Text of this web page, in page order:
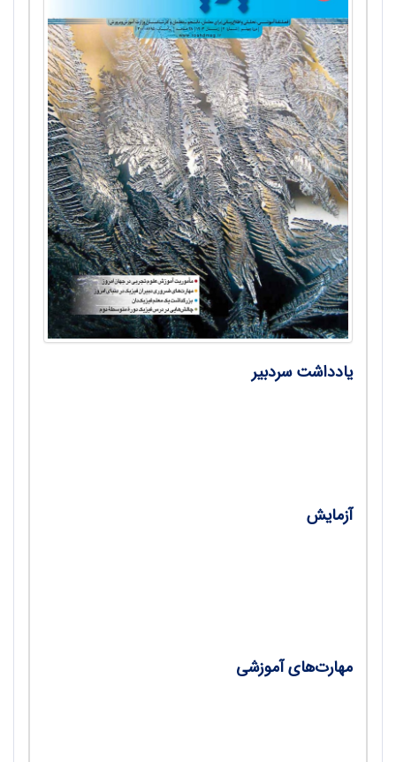
یادداشت سردبیر
آزمایش
مهارت‌های آموزشی